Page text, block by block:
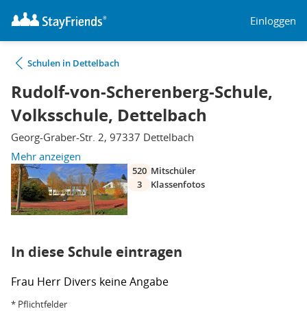
Einloggen
Schulen in Dettelbach
Rudolf-von-Scherenberg-Schule,
Volksschule, Dettelbach
Georg-Graber-Str. 2, 97337 Dettelbach
Mehr anzeigen
520 Mitschüler
3
Klassenfotos
In diese Schule eintragen
Frau Herr Divers keine Angabe
* Pflichtfelder